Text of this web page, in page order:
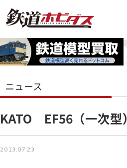
ニュース
KATO EF56（一次型）
2013.07.23